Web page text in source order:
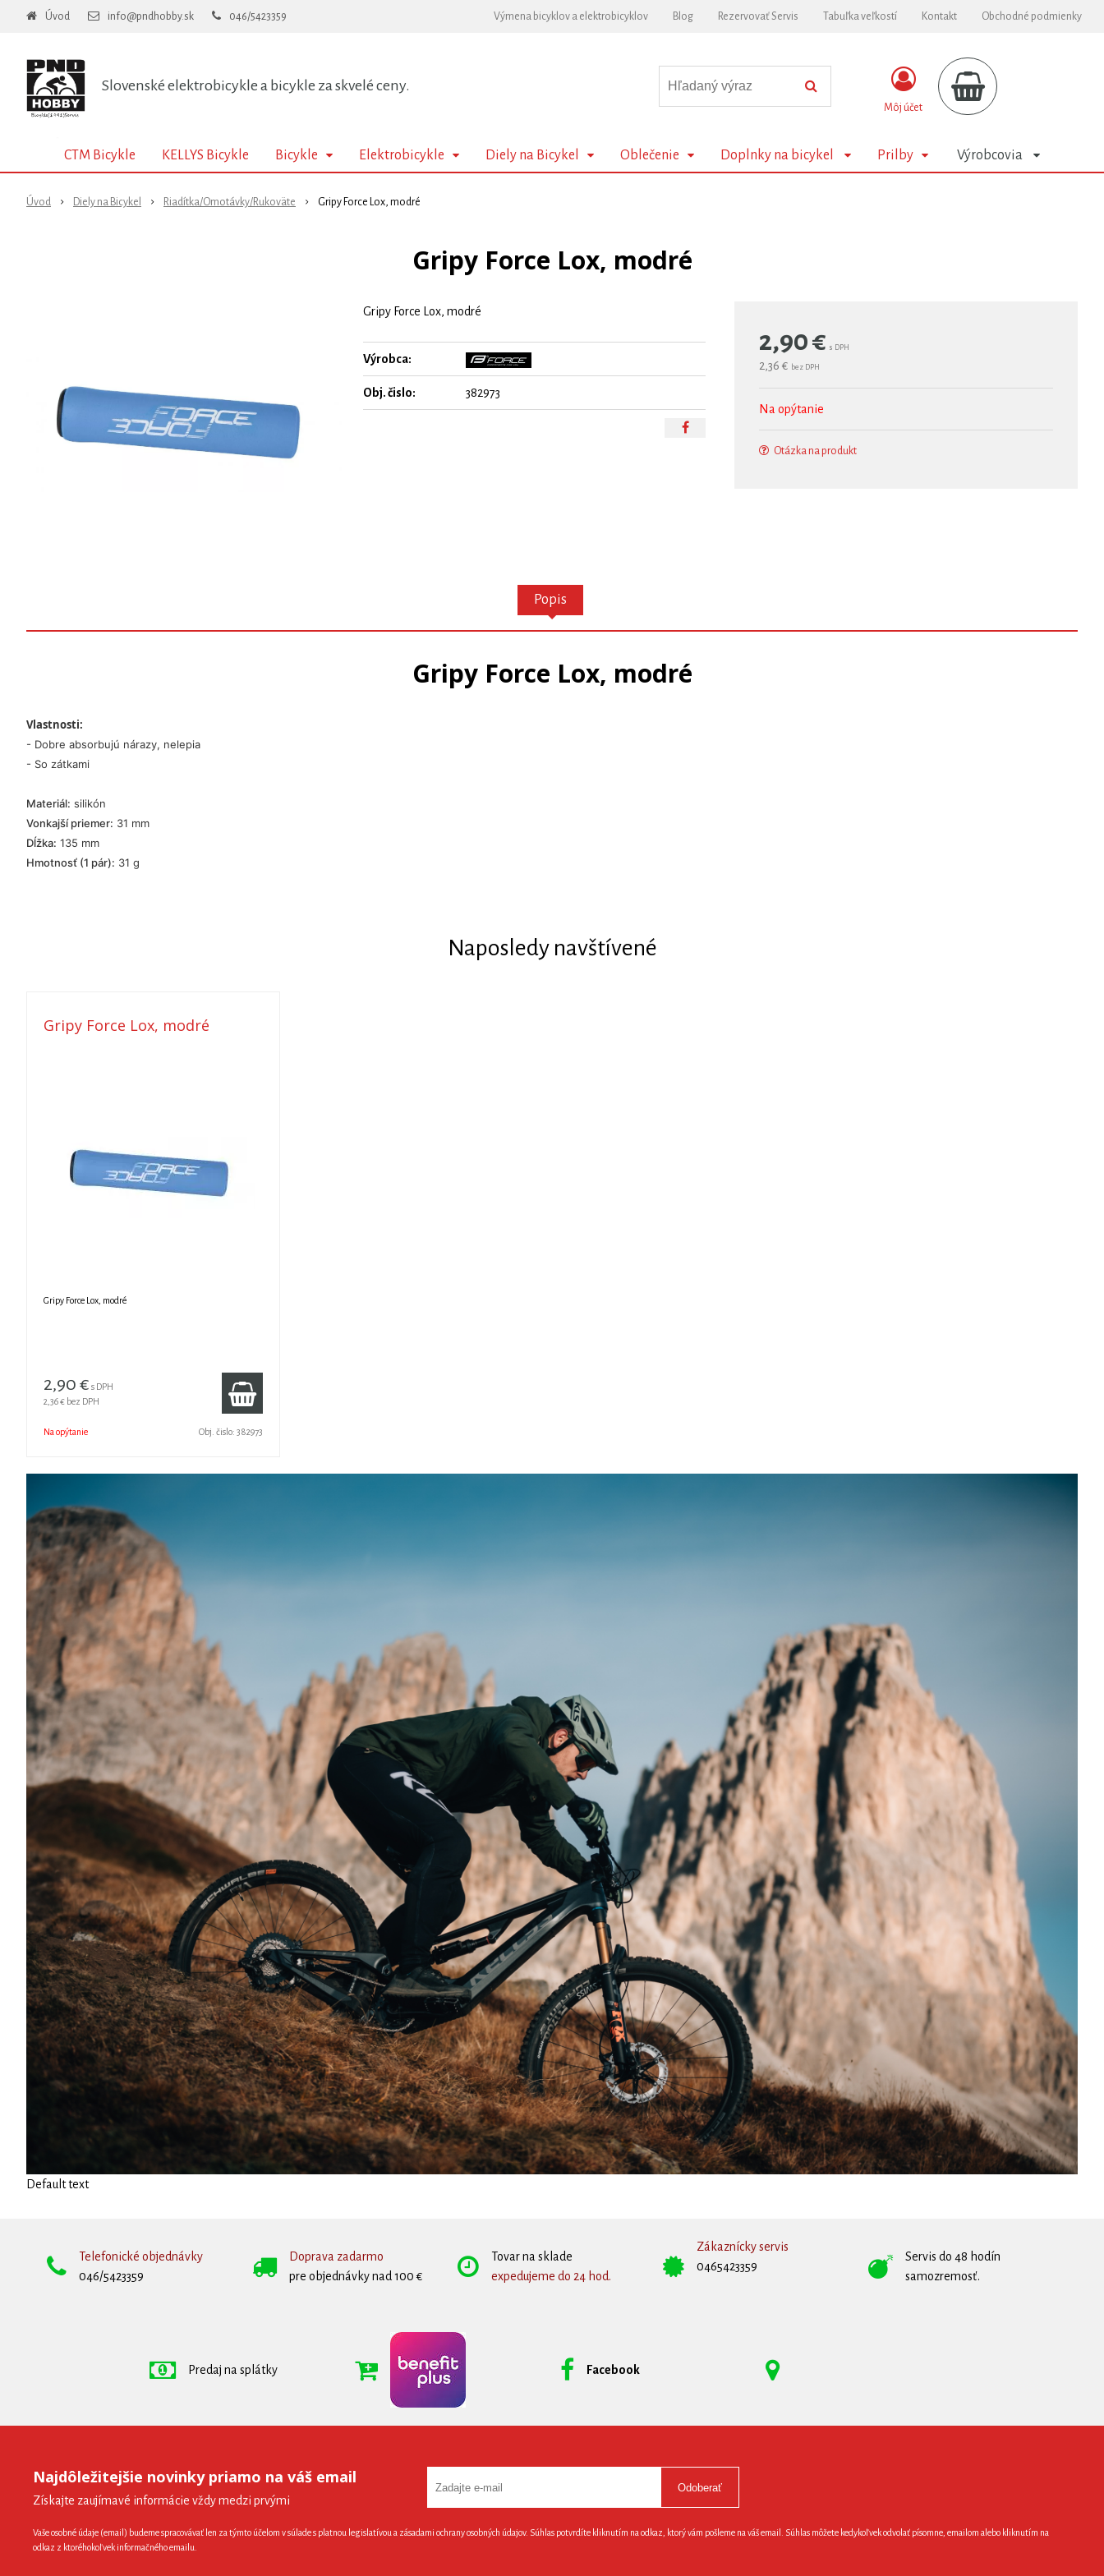
Slovenské elektrobicykle a bicykle za skvelé ceny.
Úvod info@pndhobby.sk 046/5423359 Výmena bicyklov a elektrobicyklov Blog Rezervovať Servis Tabuľka veľkostí Kontakt Obchodné podmienky
Môj účet
CTM Bicykle KELLYS Bicykle Bicykle Elektrobicykle Diely na Bicykel Oblečenie Doplnky na bicykel Prilby Výrobcovia
Úvod Diely na Bicykel Riadítka/Omotávky/Rukoväte Gripy Force Lox, modré
Gripy Force Lox, modré
2,90€ s DPH
2,36 € bez DPH
Na opýtanie
Otázka na produkt
Gripy Force Lox, modré
Výrobca:
Obj. čislo: 382973
Popis
Gripy Force Lox, modré
Vlastnosti:
- Dobre absorbujú nárazy, nelepia
- So zátkami
Materiál: silikón
Vonkajší priemer: 31 mm
Dĺžka: 135 mm
Hmotnosť (1 pár): 31 g
Naposledy navštívené
Gripy Force Lox, modré
Gripy Force Lox, modré
2,90 € s DPH
2,36 € bez DPH
Na opýtanie Obj. čislo: 382973
Default text
Telefonické objednávky
046/5423359
Doprava zadarmo
pre objednávky nad 100 €
Tovar na sklade
expedujeme do 24 hod.
Zákaznícky servis
0465423359
Servis do 48 hodín
samozremosť.
Predaj na splátky Facebook
Najdôležitejšie novinky priamo na váš email
Získajte zaujímavé informácie vždy medzi prvými
Odoberať
Vaše osobné údaje (email) budeme spracovávať len za týmto účelom v súlade s platnou legislatívou a zásadami ochrany osobných údajov. Súhlas potvrdíte kliknutím na odkaz, ktorý vám pošleme na váš email. Súhlas môžete kedykoľvek odvolať písomne, emailom alebo kliknutím na
odkaz z ktoréhokoľvek informačného emailu.